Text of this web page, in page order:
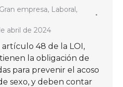
Gran empresa, Laboral,
abril de 2024
48 de la LOI,
la obligación de
para prevenir el acoso
sexo, y deben contar